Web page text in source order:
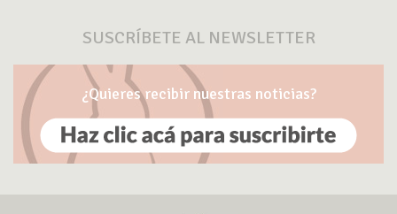
SUSCRÍBETE AL NEWSLETTER
¿Quieres recibir nuestras noticias?